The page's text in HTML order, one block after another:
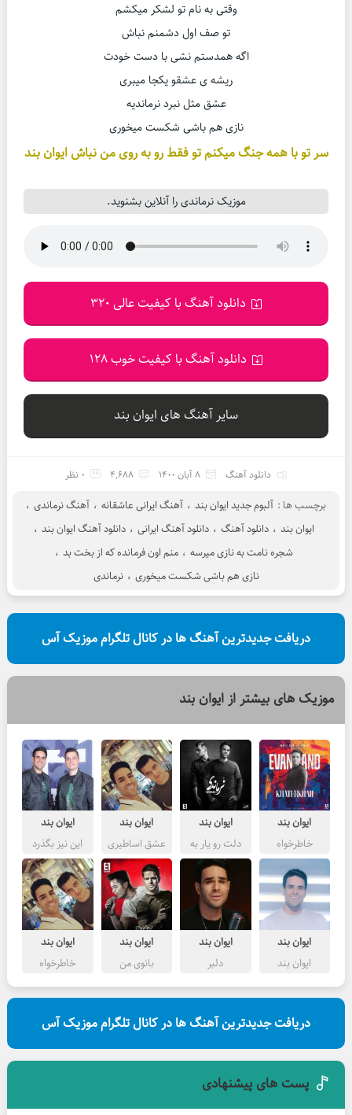
وقتی به نام تو لشکر میکشم
تو صف اول دشمنم نباش
اگه همدستم نشی با دست خودت
ریشه ی عشقو یکجا میبری
عشق مثل نبرد نرماندیه
نازی هم باشی شکست میخوری
سر تو با همه جنگ میکنم تو فقط رو به روی من نباش ایوان بند
موزیک نرماندی را آنلاین بشنوید.
دانلود آهنگ با کیفیت عالی 320
دانلود آهنگ با کیفیت خوب 128
سایر آهنگ های ایوان بند
دانلود آهنگ 8 آبان 1400 4,688 0 نظر
برچسب ها : آلبوم جدید ایوان بند ، آهنگ ایرانی عاشقانه ، آهنگ نرماندی ،
ایوان بند ، دانلود آهنگ ، دانلود آهنگ ایرانی ، دانلود آهنگ ایوان بند ،
شجره نامت به نازی میرسه ، منم اون فرمانده که از بخت بد ،
نازی هم باشی شکست میخوری ، نرماندی
دریافت جدیدترین آهنگ ها در کانال تلگرام موزیک آس
موزیک های بیشتر از ایوان بند
ایوان بند
خاطرخواه
ایوان بند
دلت رو یار به
من بسپار
ایوان بند
عشق اساطیری
ایوان بند
این نیز بگذرد
ایوان بند
ایوان بند
ایوان بند
دلبر
ایوان بند
بانوی من
ایوان بند
خاطرخواه
دریافت جدیدترین آهنگ ها در کانال تلگرام موزیک آس
پست های پیشنهادی